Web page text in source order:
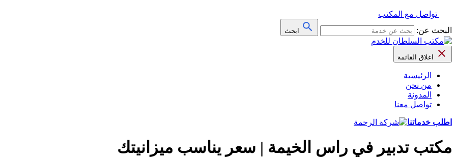
تواصل مع المكتب
البحث عن:
ابحث
اغلاق القائمة
الرئيسية
من نحن
المدونة
تواصل معنا
اطلب خدماتنا
مكتب تدبير في راس الخيمة | سعر يناسب ميزانيتك